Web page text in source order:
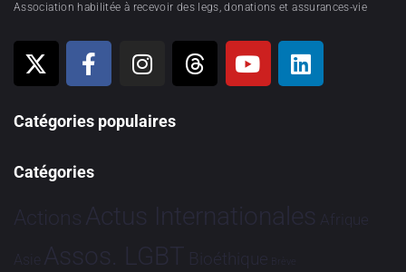
Association habilitée à recevoir des legs, donations et assurances-vie
Catégories populaires
Catégories
Actions Actus Internationales Afrique
Asie Assos. LGBT Bioéthique Brève